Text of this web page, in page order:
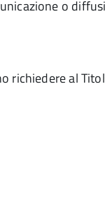
o
richiedere al